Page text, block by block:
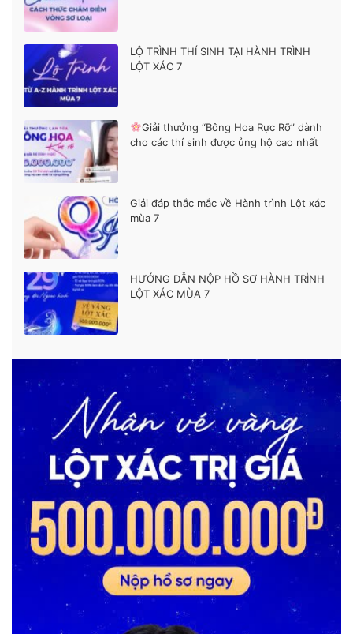
LỘ TRÌNH THÍ SINH TẠI HÀNH TRÌNH
LỘT XÁC 7
Giải thưởng “Bông Hoa Rực Rỡ” dành
cho các thí sinh được ủng hộ cao nhất
Giải đáp thắc mắc về Hành trình Lột xác
mùa 7
HƯỚNG DẪN NỘP HỒ SƠ HÀNH TRÌNH
LỘT XÁC MÙA 7